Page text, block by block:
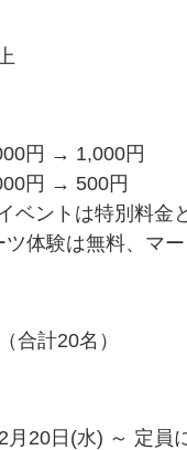
円 → 1,000円
円 → 500円
ベントは特別料金
体験は無料、マー
合計20名）
月20日(水) ～ 定員